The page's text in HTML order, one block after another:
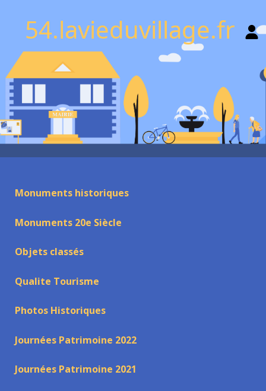
54.lavieduvillage.fr
Monuments historiques
Monuments 20e Siècle
Objets classés
Qualite Tourisme
Photos Historiques
Journées Patrimoine 2022
Journées Patrimoine 2021